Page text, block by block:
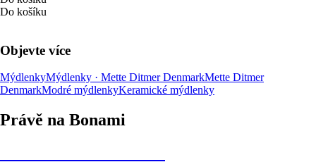
Do košíku
Objevte více
MýdlenkyMýdlenky · Mette Ditmer DenmarkMette Ditmer
DenmarkModré mýdlenkyKeramické mýdlenky
Právě na Bonami